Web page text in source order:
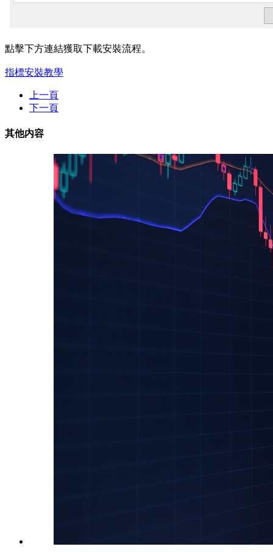
點擊下方連結獲取下載安裝流程。
指標安裝教學
上一頁
下一頁
其他内容